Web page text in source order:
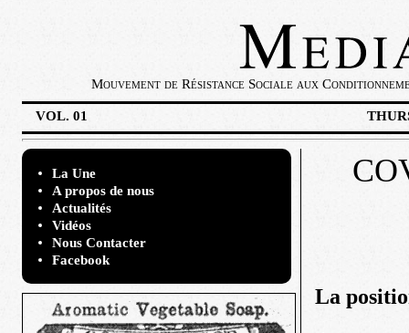
Mouvement de Résistance Sociale aux
VOL. 01
La Une
A propos de nous
Actualités
Vidéos
Nous Contacter
Facebook
La